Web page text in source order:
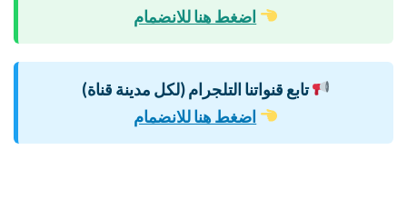
اضغط هنا للانضمام
تابع قنواتنا التلجرام (لكل مدينة قناة)
اضغط هنا للانضمام